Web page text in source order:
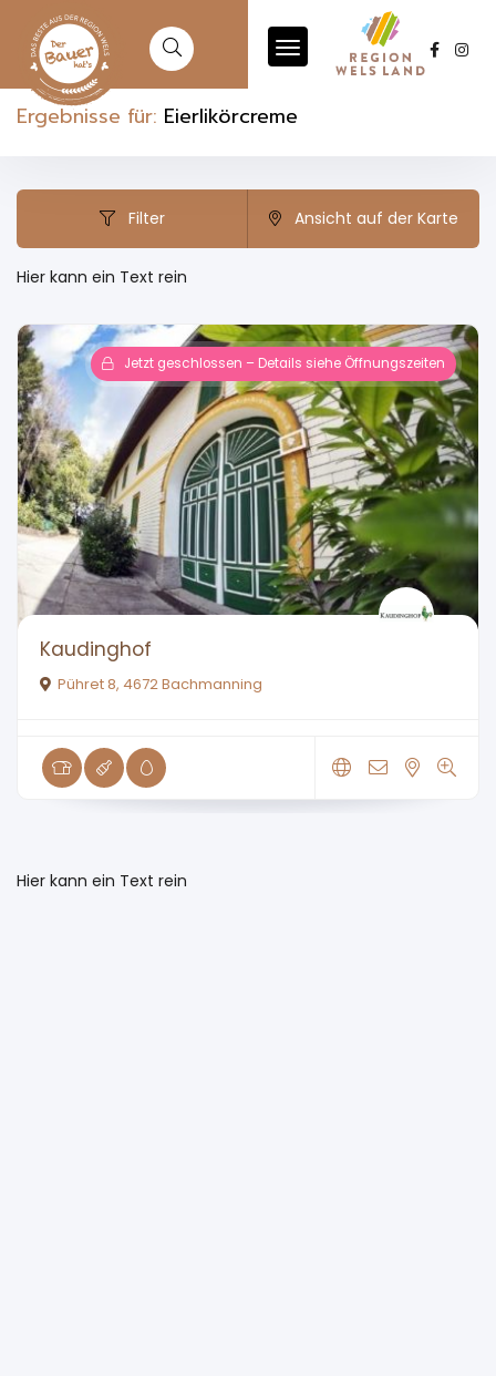
Ergebnisse für: Eierlikörcreme
Filter Ansicht auf der Karte
Hier kann ein Text rein
Jetzt geschlossen – Details siehe Öffnungszeiten
Kaudinghof
Pühret 8, 4672 Bachmanning
Hier kann ein Text rein